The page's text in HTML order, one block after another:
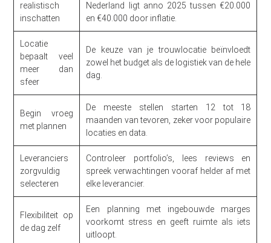
realistisch
inschatten
Nederland ligt anno 2025 tussen €20.000
en €40.000 door inflatie.
Locatie
bepaalt veel
meer dan
sfeer
De keuze van je trouwlocatie beïnvloedt
zowel het budget als de logistiek van de hele
dag.
Begin vroeg
met plannen
De meeste stellen starten 12 tot 18
maanden van tevoren, zeker voor populaire
locaties en data.
Leveranciers
zorgvuldig
selecteren
Controleer portfolio’s, lees reviews en
spreek verwachtingen vooraf helder af met
elke leverancier.
Flexibiliteit op
de dag zelf
Een planning met ingebouwde marges
voorkomt stress en geeft ruimte als iets
uitloopt.